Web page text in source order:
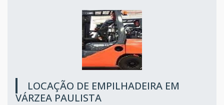
LOCAÇÃO DE EMPILHADEIRA EM
VÁRZEA PAULISTA